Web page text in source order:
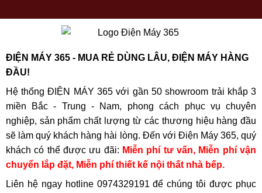
ĐIỆN MÁY 365 - MUA RẺ DÙNG LÂU, ĐIỆN MÁY HÀNG
ĐẦU!
Hệ thống ĐIỆN MÁY 365 với gần 50 showroom trải khắp 3
miền Bắc - Trung - Nam, phong cách phục vụ chuyên
nghiệp, sản phẩm chất lượng từ các thương hiệu hàng đầu
sẽ làm quý khách hàng hài lòng. Đến với Điện Máy 365, quý
khách có thể được ưu đãi: Miễn phí tư vấn, Miễn phí vận
chuyển lắp đặt, Miễn phí thiết kế nội thất nhà bếp.
Liên hệ ngay hotline 0974329191 để chúng tôi được phục